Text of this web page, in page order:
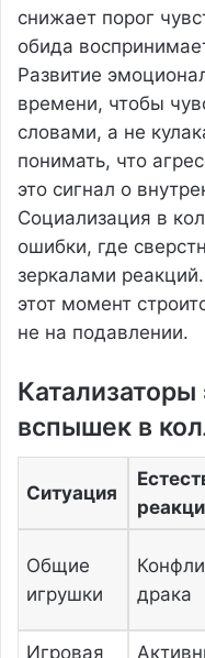
снижает порог
обида
Развитие
времени, чтобы
словами, а не
понимать, что
это сигнал о
Социализация в
ошибки, где
зеркалами
этот момент
не на подавлении.
вспышек в
Ситуация
Общие
игрушки
драка
Игровая